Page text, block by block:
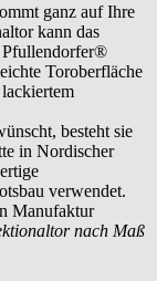
ganz auf Ihre
kann das
Pfullendorfer®
Toroberfläche
besteht sie
in Nordischer
verwendet.
Manufaktur
nach Maß